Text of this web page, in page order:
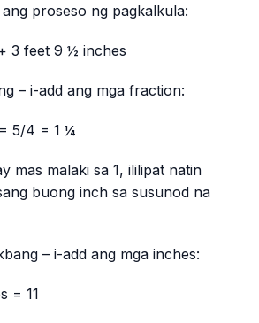
proseso ng pagkalkula:
3 feet 9 ½ inches
– i-add ang mga fraction:
5/4 = 1 ¼
mas malaki sa 1, ililipat natin
buong inch sa susunod na
– i-add ang mga inches:
= 11